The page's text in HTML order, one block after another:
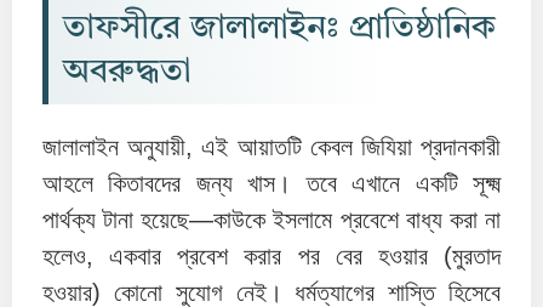
তাফসীরে জালালাইনঃ প্রাতিষ্ঠানিক
অবরুদ্ধতা
জালালাইন অনুযায়ী, এই আয়াতটি কেবল জিযিয়া প্রদানকারী
আহলে কিতাবদের জন্য খাস। তবে এখানে একটি সূক্ষ্ম
পার্থক্য টানা হয়েছে—কাউকে ইসলামে প্রবেশে বাধ্য করা না
হলেও, একবার প্রবেশ করার পর বের হওয়ার (মুরতাদ
হওয়ার) কোনো সুযোগ নেই। ধর্মত্যাগের শাস্তি হিসেবে